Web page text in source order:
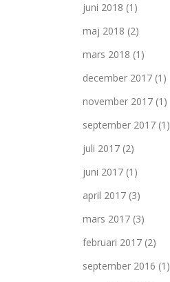
juni 2018 (1)
maj 2018 (2)
mars 2018 (1)
december 2017 (1)
november 2017 (1)
september 2017 (1)
juli 2017 (2)
juni 2017 (1)
april 2017 (3)
mars 2017 (3)
februari 2017 (2)
september 2016 (1)